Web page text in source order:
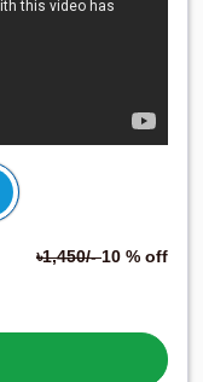
৳1,450/-10 % off